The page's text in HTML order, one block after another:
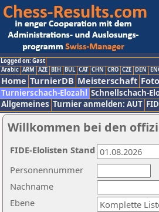
Logged on: Gast
Arabic ARM AZE BIH BUL CAT CHN CRO CZE DEN
Home TurnierDB Meisterschaft
Turnierschach-Elozahl Schnellschach-
Allgemeines Turnier anmelden: AUT
Willkommen bei den
Nachname
Ebene
Personennummer
FIDE-Elolisten Stand